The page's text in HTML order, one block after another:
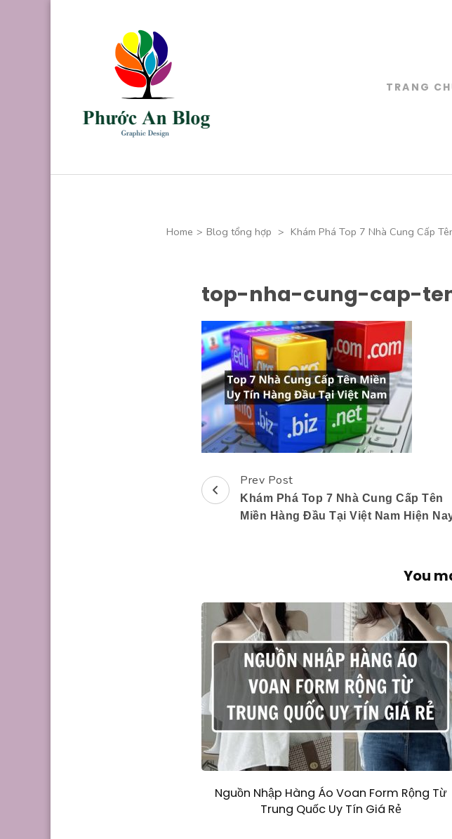
TRANG
Home > Blog tổng hợp > Khám Phá Top 7 Nhà Cung Cấp
top-nha-cung-cap-
Post
Navigation
Prev Post
Khám Phá Top 7 Nhà Cung Cấp Tên
Miền Hàng Đầu Tại Việt Nam Hiện
You
Nguồn Nhập Hàng Áo Voan Form Rộng Từ
Trung Quốc Uy Tín Giá Rẻ